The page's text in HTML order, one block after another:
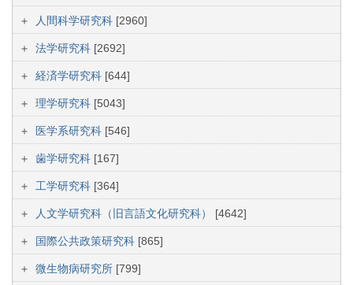
人間科学研究科 [2960]
法学研究科 [2692]
経済学研究科 [644]
理学研究科 [5043]
医学系研究科 [546]
歯学研究科 [167]
工学研究科 [364]
人文学研究科（旧言語文化研究科） [4642]
国際公共政策研究科 [865]
微生物病研究所 [799]